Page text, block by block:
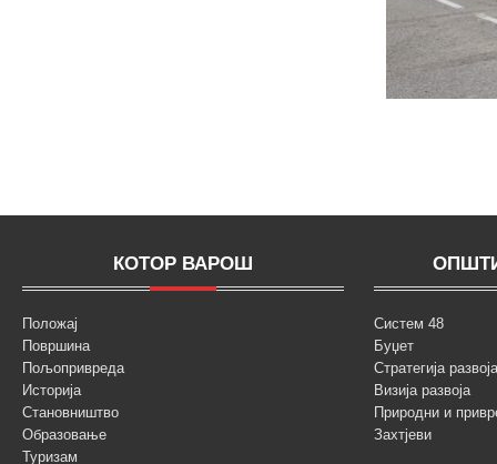
КОТОР ВАРОШ
Положај
Површина
Пољопривреда
Историја
Становништво
Образовање
Туризам
Систем 48
Буџет
Стратегија
Визија развоја
Природни и
Захтјеви